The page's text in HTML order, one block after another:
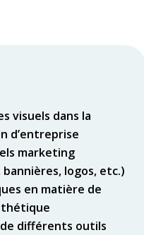
visuels dans la
d’entreprise
marketing
logos, etc.)
en matière de
différents outils